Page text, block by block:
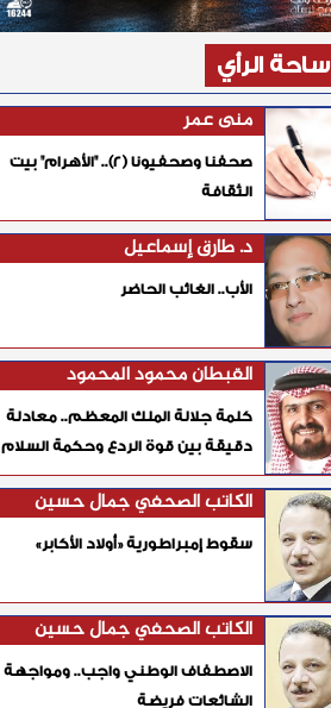
ساحة الرأي
منى عمر
صحفنا وصحفيونا (٢).. "الأهرام" بيت
الثقافة
د. طارق إسماعيل
الأب.. الغائب الحاضر
القبطان محمود المحمود
كلمة جلالة الملك المعظم.. معادلة
دقيقة بين قوة الردع وحكمة السلام
الكاتب الصحفي جمال حسين
سقوط إمبراطورية «أولاد الأكابر»
الكاتب الصحفي جمال حسين
الاصطفاف الوطني واجب.. ومواجهة
الشائعات فريضة